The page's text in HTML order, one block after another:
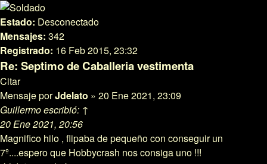
Estado: Desconectado
Mensajes: 342
Registrado: 16 Feb 2015, 23:32
Re: Septimo de Caballeria vestimenta
Citar
MensajeporJdelato » 20 Ene 2021, 23:09
Guillermoescribió: ↑
20 Ene 2021, 20:56
Magnifico hilo , flipaba de pequeño con conseguir un
7º....espero que Hobbycrash nos consiga uno !!!